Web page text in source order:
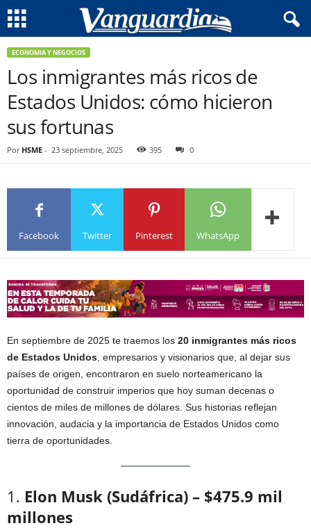
ECONOMIA Y NEGOCIOS
Los inmigrantes más ricos de
Estados Unidos: cómo hicieron
sus fortunas
Por HSME - 23 septiembre, 2025 395 0
Facebook Twitter Pinterest WhatsApp
En septiembre de 2025 te traemos los 20 inmigrantes más ricos
de Estados Unidos , empresarios y visionarios que, al dejar sus
países de origen, encontraron en suelo norteamericano la
oportunidad de construir imperios que hoy suman decenas o
cientos de miles de millones de dólares. Sus historias reflejan
innovación, audacia y la importancia de Estados Unidos como
tierra de oportunidades.
1. Elon Musk (Sudáfrica) – $475.9 mil
millones